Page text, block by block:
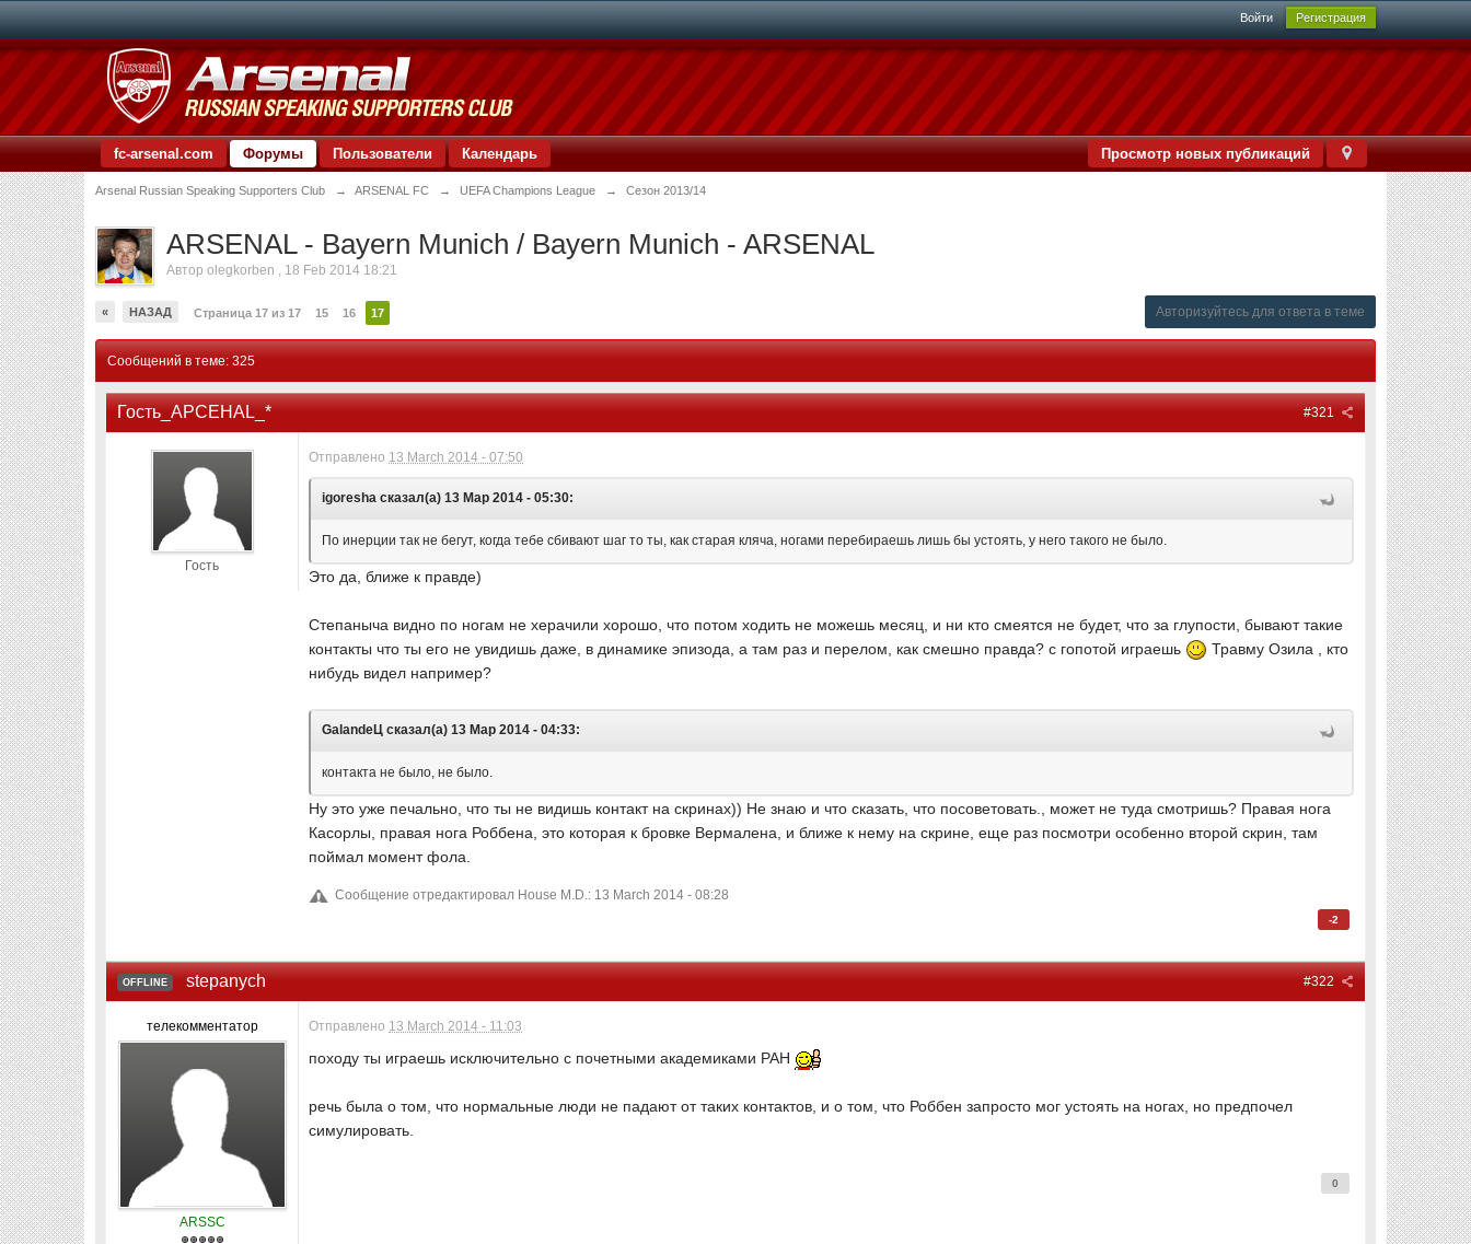
Войти Регистрация
Просмотр новых публикаций
fc-arsenal.com Форумы Пользователи Календарь
Arsenal Russian Speaking Supporters Club → ARSENAL FC → UEFA Champions League → Сезон 2013/14
ARSENAL - Bayern Munich / Bayern Munich - ARSENAL
Авторolegkorben , 18 Feb 2014 18:21
« НАЗАД Страница 17 из 17 15 16 17 Авторизуйтесь для ответа в теме
Сообщений в теме: 325
#321
Гость_APCEHAL_*
Гость
Отправлено 13 March 2014 - 07:50
igoresha сказал(а) 13 Мар 2014 - 05:30:
По инерции так не бегут, когда тебе сбивают шаг то ты, как старая кляча, ногами перебираешь лишь бы устоять, у него такого не было.
Это да, ближе к правде)
Степаныча видно по ногам не херачили хорошо, что потом ходить не можешь месяц, и ни кто смеятся не будет, что за глупости, бывают такие
контакты что ты его не увидишь даже, в динамике эпизода, а там раз и перелом, как смешно правда? с гопотой играешь
Травму Озила , кто
нибудь видел например?
GalandeЦ сказал(а) 13 Мар 2014 - 04:33:
контакта не было, не было.
Ну это уже печально, что ты не видишь контакт на скринах)) Не знаю и что сказать, что посоветовать., может не туда смотришь? Правая нога
Касорлы, правая нога Роббена, это которая к бровке Вермалена, и ближе к нему на скрине, еще раз посмотри особенно второй скрин, там
поймал момент фола.
Сообщение отредактировал House M.D.: 13 March 2014 - 08:28
-2
#322
OFFLINE stepanych
телекомментатор
ARSSC
Отправлено 13 March 2014 - 11:03
походу ты играешь исключительно с почетными академиками РАН
речь была о том, что нормальные люди не падают от таких контактов, и о том, что Роббен запросто мог устоять на ногах, но предпочел
симулировать.
0